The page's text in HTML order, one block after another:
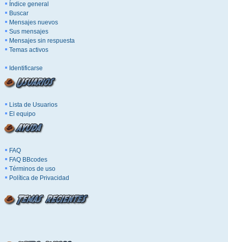
Índice general
Buscar
Mensajes nuevos
Sus mensajes
Mensajes sin respuesta
Temas activos
Identificarse
Lista de Usuarios
El equipo
FAQ
FAQ BBcodes
Términos de uso
Política de Privacidad